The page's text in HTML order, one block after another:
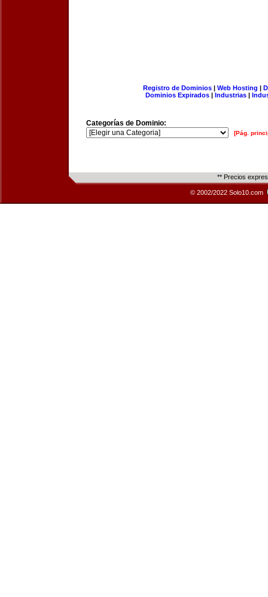
Registro de Dominios| Web Hosting |
Dominios Expirados | Industrias |
Categorías de Dominio:
[Pág.
** Precios
© 2002/2022 Solo10.com